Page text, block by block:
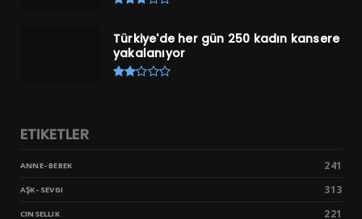
Türkiye'de her gün 250 kadın kansere
yakalanıyor
ETIKETLER
ANNE- BEBEK 241
AŞK- SEVGI 313
CINSELLIK 221